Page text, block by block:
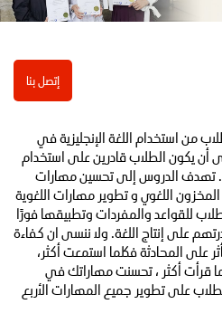
إتصل بنا
من استخدام اللغة الإنجليزية في
أن يكون الطلاب قادرين على استخدام
تهدف الدروس إلى تحسين مهارات
اللغوي و تطوير مهارات اللغوية
للقواعد والمفردات وتطبيقها فورًا
على إنتاج اللغة. ولا ننسى ان كفاءة
على المحادثة فكلما استمعت أكثر،
قرأت أكثر ، تحسنت مهاراتك في
على تطوير جميع المهارات الأربع